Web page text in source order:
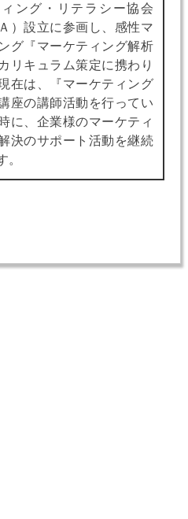
ング・リテラシー協会
）設立に参画し、感性マ
グ『マーケティング解析
リキュラム策定に携わり
在は、『マーケティング
座の講師活動を行ってい
に、企業様のマーケティ
決のサポート活動を継続
。